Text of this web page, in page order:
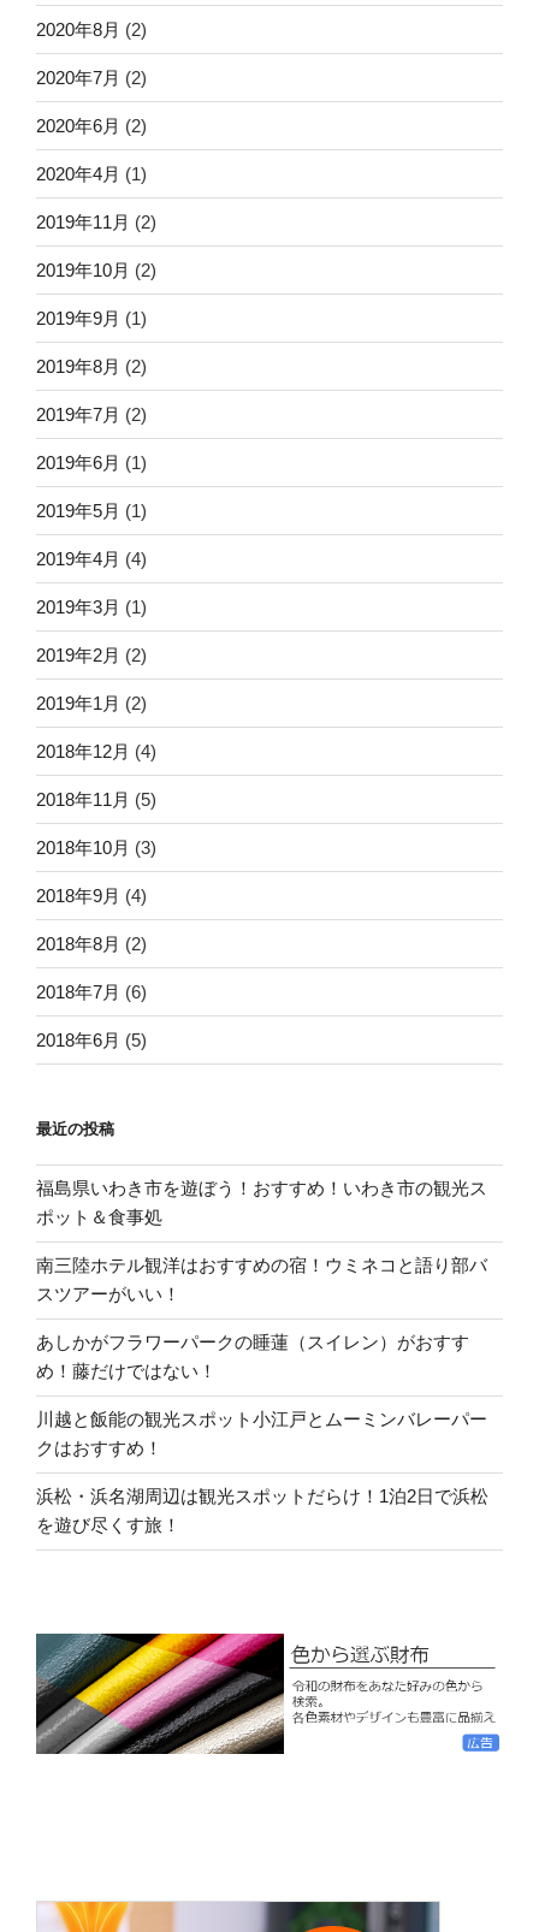
2020年8月 (2)
2020年7月 (2)
2020年6月 (2)
2020年4月 (1)
2019年11月 (2)
2019年10月 (2)
2019年9月 (1)
2019年8月 (2)
2019年7月 (2)
2019年6月 (1)
2019年5月 (1)
2019年4月 (4)
2019年3月 (1)
2019年2月 (2)
2019年1月 (2)
2018年12月 (4)
2018年11月 (5)
2018年10月 (3)
2018年9月 (4)
2018年8月 (2)
2018年7月 (6)
2018年6月 (5)
最近の投稿
福島県いわき市を遊ぼう！おすすめ！いわき市の観光ス
ポット＆食事処
南三陸ホテル観洋はおすすめの宿！ウミネコと語り部バ
スツアーがいい！
あしかがフラワーパークの睡蓮（スイレン）がおすす
め！藤だけではない！
川越と飯能の観光スポット小江戸とムーミンバレーパー
クはおすすめ！
浜松・浜名湖周辺は観光スポットだらけ！1泊2日で浜松
を遊び尽くす旅！